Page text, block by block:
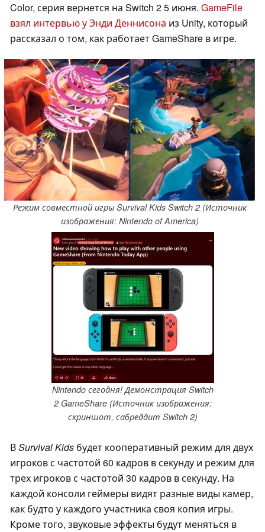
Color, серия вернется на Switch 2 5 июня. GameFile
взял интервью у Энди Деннисона из Unity, который
рассказал о том, как работает GameShare в игре.
Режим совместной игры Survival Kids Switch 2 (Источник
изображения: Nintendo of America)
Nintendo сегодня! Демонстрация Switch
2 GameShare (Источник изображения:
скриншот, сабреддит Switch 2)
ВSurvival Kids будет кооперативный режим для двух
игроков с частотой 60 кадров в секунду и режим для
трех игроков с частотой 30 кадров в секунду. На
каждой консоли геймеры видят разные виды камер,
как будто у каждого участника своя копия игры.
Кроме того, звуковые эффекты будут меняться в